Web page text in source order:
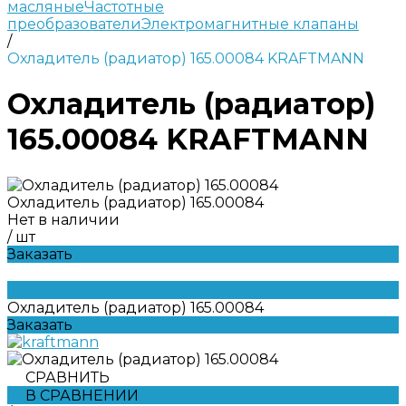
масляныеЧастотные
преобразователиЭлектромагнитные клапаны
/
Охладитель (радиатор) 165.00084 KRAFTMANN
Охладитель (радиатор)
165.00084 KRAFTMANN
Охладитель (радиатор) 165.00084
Нет в наличии
/ шт
Заказать
Охладитель (радиатор) 165.00084
Заказать
СРАВНИТЬ
В СРАВНЕНИИ